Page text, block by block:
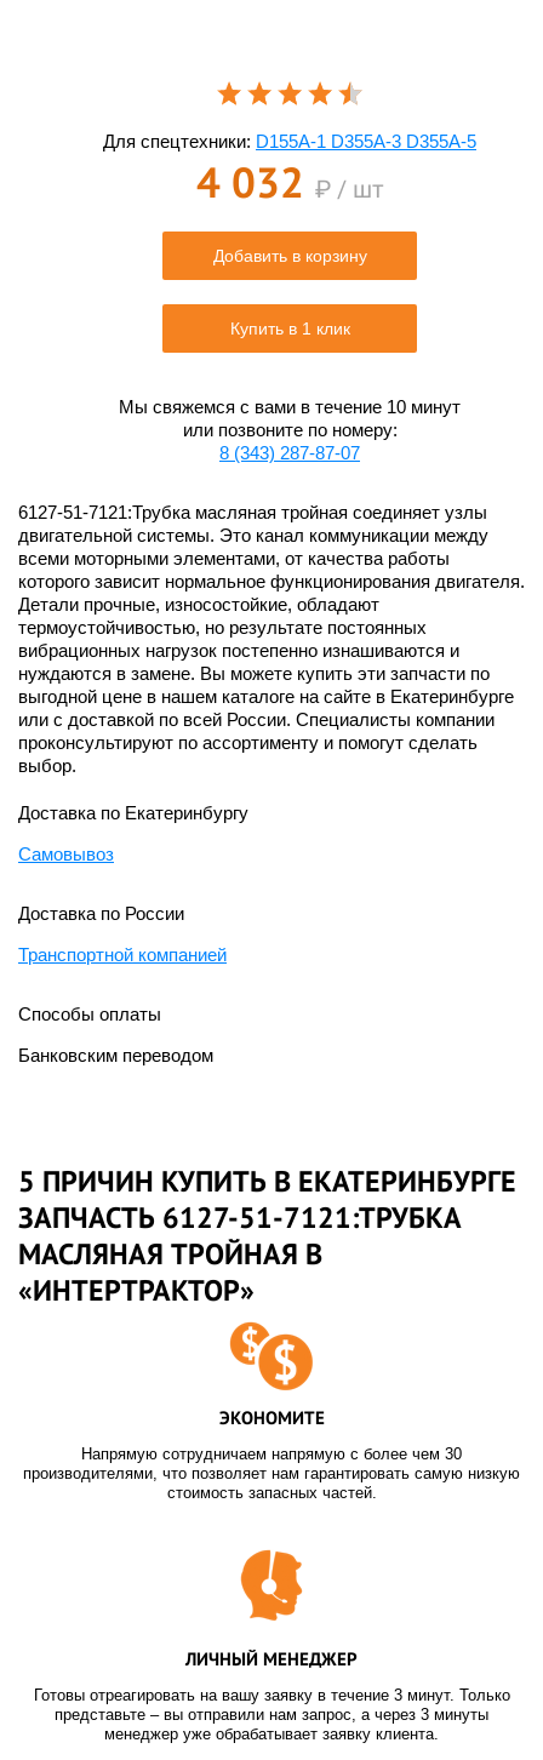
Для спецтехники: D155A-1 D355A-3 D355A-5
4 032 ₽ / шт
Добавить в корзину
Купить в 1 клик
Мы свяжемся с вами в течение 10 минут
или позвоните по номеру:
8 (343) 287-87-07
6127-51-7121:Трубка масляная тройная соединяет узлы
двигательной системы. Это канал коммуникации между
всеми моторными элементами, от качества работы
которого зависит нормальное функционирования двигателя.
Детали прочные, износостойкие, обладают
термоустойчивостью, но результате постоянных
вибрационных нагрузок постепенно изнашиваются и
нуждаются в замене. Вы можете купить эти запчасти по
выгодной цене в нашем каталоге на сайте в Екатеринбурге
или с доставкой по всей России. Специалисты компании
проконсультируют по ассортименту и помогут сделать
выбор.
Доставка по Екатеринбургу
Самовывоз
Доставка по России
Транспортной компанией
Способы оплаты
Банковским переводом
5 ПРИЧИН КУПИТЬ В ЕКАТЕРИНБУРГЕ
ЗАПЧАСТЬ 6127-51-7121:ТРУБКА
МАСЛЯНАЯ ТРОЙНАЯ В
«ИНТЕРТРАКТОР»
ЭКОНОМИТЕ
Напрямую сотрудничаем напрямую с более чем 30
производителями, что позволяет нам гарантировать самую низкую
стоимость запасных частей.
ЛИЧНЫЙ МЕНЕДЖЕР
Готовы отреагировать на вашу заявку в течение 3 минут. Только
представьте – вы отправили нам запрос, а через 3 минуты
менеджер уже обрабатывает заявку клиента.